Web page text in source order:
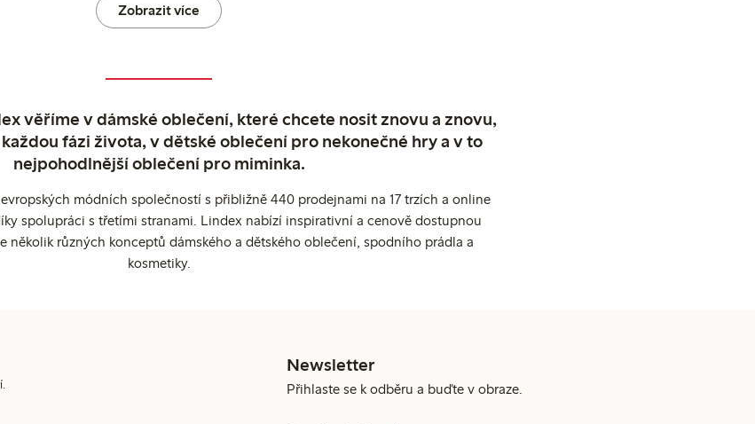
Zobrazit více
věříme v dámské oblečení, které chcete nosit znovu a znovu,
fázi života, v dětské oblečení pro nekonečné hry a v to
nejpohodlnější oblečení pro miminka.
módních společností s přibližně 440 prodejnami na 17 trzích a online
spolupráci s třetími stranami. Lindex nabízí inspirativní a cenově dostupnou
několik různých konceptů dámského a dětského oblečení, spodního prádla a
kosmetiky.
Newsletter
Přihlaste se k odběru a buďte v obraze.